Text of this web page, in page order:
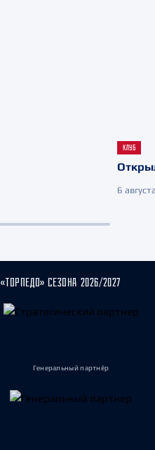
КЛУБ
6
СЕЗОНА 2026/2027
Генеральный партнёр